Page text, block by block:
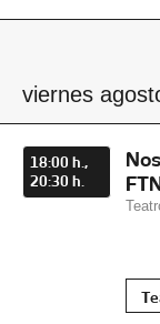
viernes
18:00 h.,
20:30 h.